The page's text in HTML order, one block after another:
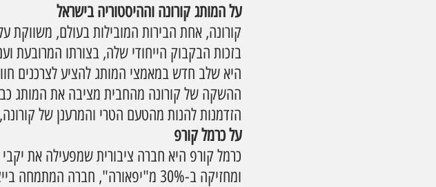
על המותג קורונה וההיסטוריה בישראל
בזכות הבקבוק הייחודי שלה, בצורתו המרובעת
היא שלב חדש במאמצי המותג להציע לצרכנים
ההשקה של קורונה מהחבית מציבה את המותג
הזדמנות להנות מהטעם הטרי והמרענן של
על כרמל קורפ
כרמל קורפ היא חברה ציבורית שמפעילה את
ומחזיקה ב-30% מ"יפאורה", חברה